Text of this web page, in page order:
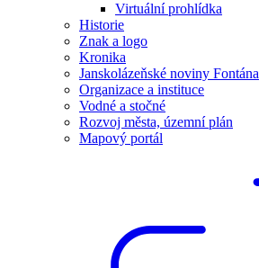
Virtuální prohlídka
Historie
Znak a logo
Kronika
Janskolázeňské noviny Fontána
Organizace a instituce
Vodné a stočné
Rozvoj města, územní plán
Mapový portál